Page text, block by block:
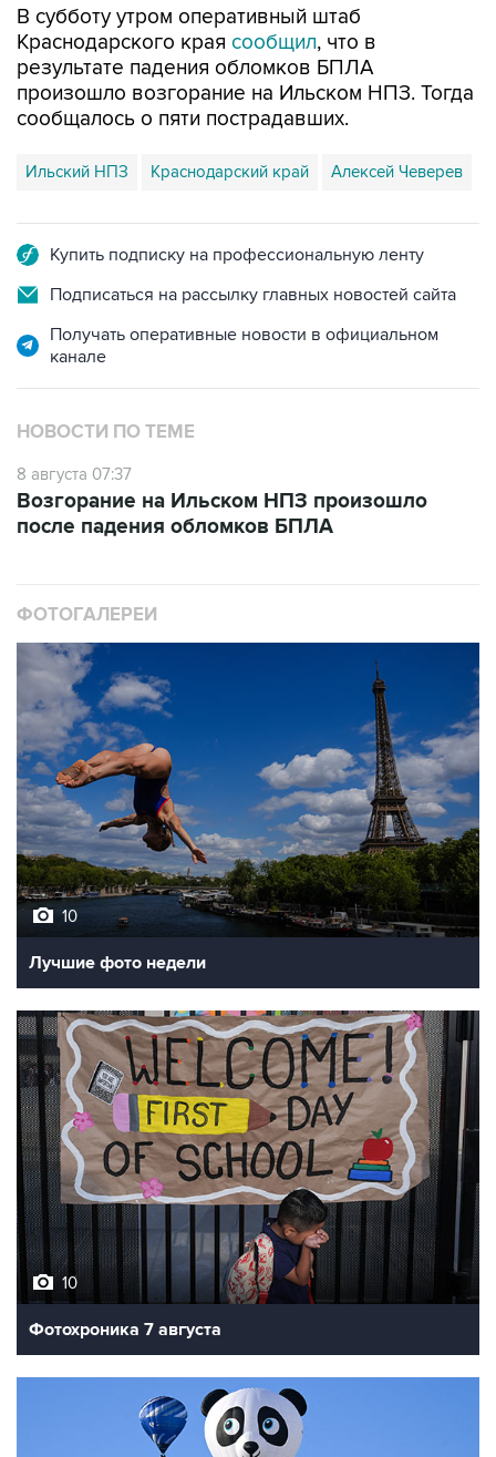
В субботу утром оперативный штаб
Краснодарского края сообщил, что в
результате падения обломков БПЛА
произошло возгорание на Ильском НПЗ. Тогда
сообщалось о пяти пострадавших.
Ильский НПЗ Краснодарский край Алексей Чеверев
Купить подписку на профессиональную ленту
Подписаться на рассылку главных новостей сайта
Получать оперативные новости в официальном
канале
НОВОСТИ ПО ТЕМЕ
8 августа 07:37
Возгорание на Ильском НПЗ произошло
после падения обломков БПЛА
ФОТОГАЛЕРЕИ
10
Лучшие фото недели
10
Фотохроника 7 августа